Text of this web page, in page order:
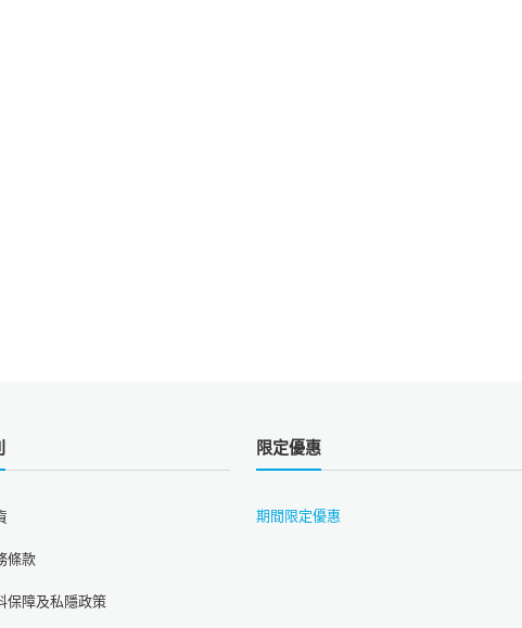
條款
保障及私隱政策
限定優惠
期間限定優惠